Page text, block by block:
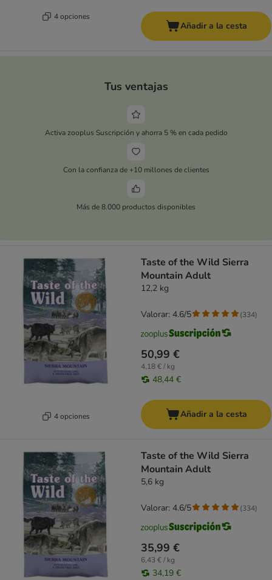
4 opciones
Añadir a la cesta
Tus ventajas
Activa zooplus Suscripción y ahorra 5 % en cada pedido
Con la confianza de +10 millones de clientes
Más de 8.000 productos disponibles
4 opciones
Taste of the Wild Sierra
Mountain Adult
12,2 kg
50,99 €
4,18 € / kg
48,44 €
Valorar: 4.6/5 (334)
Añadir a la cesta
Taste of the Wild Sierra
Mountain Adult
5,6 kg
35,99 €
6,43 € / kg
34,19 €
Valorar: 4.6/5 (334)